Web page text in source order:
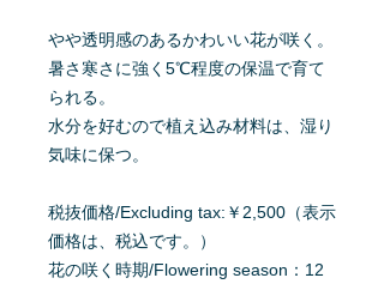
やや透明感のあるかわいい花が咲く。
暑さ寒さに強く5℃程度の保温で育て
られる。
水分を好むので植え込み材料は、湿り
気味に保つ。
税抜価格/Excluding tax:￥2,500（表示
価格は、税込です。）
花の咲く時期/Flowering season：12